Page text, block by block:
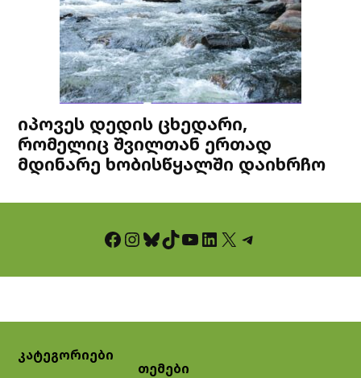
იპოვეს დედის ცხედარი,
რომელიც შვილთან ერთად
მდინარე ხობისწყალში დაიხრჩო
Facebook InstagramBluesky TikTok YouTube LinkedIn X Telegram
კატეგორიები
თემები